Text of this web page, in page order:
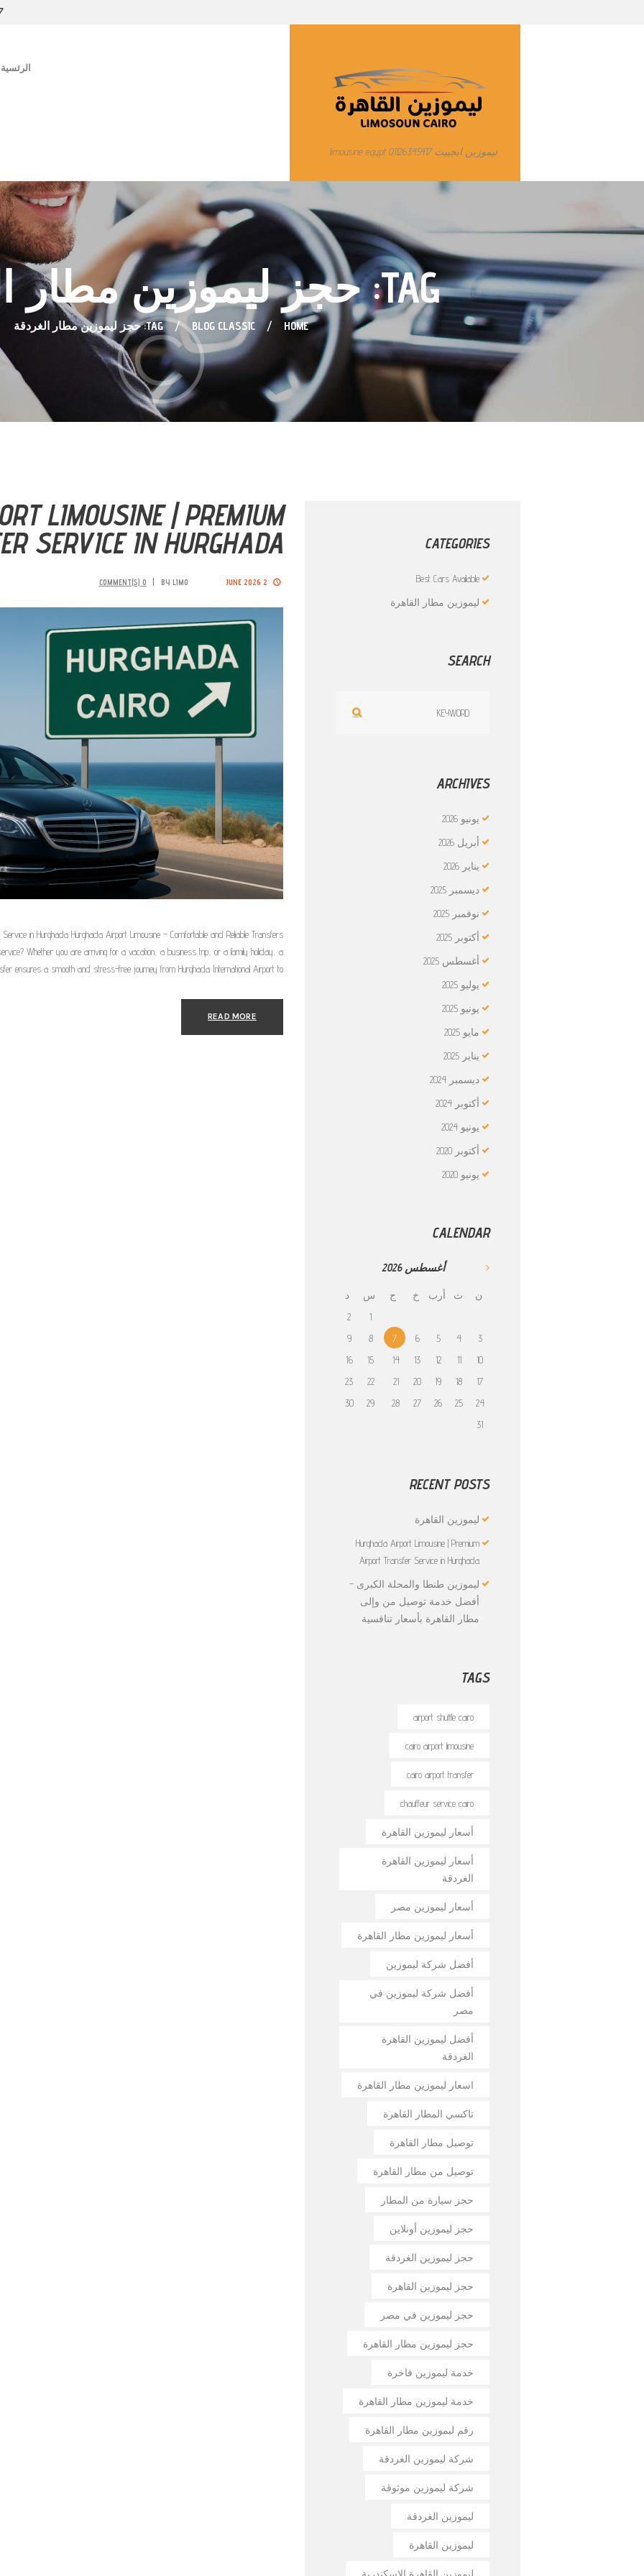
ليموزين ايجيبت limousine egypt 01126345417
الرئسية
TAG: حجز ليموزين مطار الغردقة
HOME
BLOG CLASSIC TAG: حجز ليموزين مطار الغردقة
LIMOUSINE | PREMIUM
SERVICE IN HURGHADA
2 JUNE 2026
BY LIMO
0
in Hurghada Hurghada Airport Limousine – Comfortable and Reliable Transfers
Whether you are arriving for a vacation, a business trip, or a family holiday, a
ensures a smooth and stress-free journey from Hurghada International Airport to
READ MORE
CATEGORIES
Best Cars Available
ليموزين مطار القاهرة
SEARCH
ARCHIVES
يونيو2026
أبريل2026
يناير2026
ديسمبر2025
نوفمبر2025
أكتوبر2025
أغسطس2025
يوليو2025
يونيو2025
مايو2025
يناير2025
ديسمبر2024
أكتوبر2024
يونيو2024
أكتوبر2020
يونيو2020
CALENDAR
أغسطس2026
ن ث أرب خ ج س
د
1
2
3
4
5
6
7
8
9
10
11
12
13
14
15
16
17
18
19
20
21
22
23
24
25
26
27
28
29
30
31
RECENT POSTS
ليموزين القاهرة
Hurghada Airport Limousine | Premium
Airport Transfer Service in Hurghada
ليموزين طنطا والمحلة الكبرى –
أفضل خدمة توصيل من وإلى
مطار القاهرة بأسعار تنافسية
TAGS
airport shuttle cairo
cairo airport limousine
cairo airport transfer
chauffeur service cairo
أسعار ليموزين القاهرة
أسعار ليموزين القاهرة
الغردقة
أسعار ليموزين مصر
أسعار ليموزين مطار القاهرة
أفضل شركة ليموزين
أفضل شركة ليموزين في
مصر
أفضل ليموزين القاهرة
الغردقة
اسعار ليموزين مطار القاهرة
تاكسي المطار القاهرة
توصيل مطار القاهرة
توصيل من مطار القاهرة
حجز سيارة من المطار
حجز ليموزين أونلاين
حجز ليموزين الغردقة
حجز ليموزين القاهرة
حجز ليموزين في مصر
حجز ليموزين مطار القاهرة
خدمة ليموزين فاخرة
خدمة ليموزين مطار القاهرة
رقم ليموزين مطار القاهرة
شركة ليموزين الغردقة
شركة ليموزين موثوقة
ليموزين الغردقة
ليموزين القاهرة
ليموزين القاهرة الإسكندرية